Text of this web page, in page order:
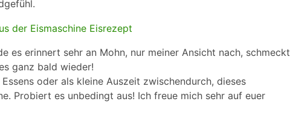
es erinnert sehr an Mohn, nur meiner Ansicht nach, schmeckt
ganz bald wieder!
oder als kleine Auszeit zwischendurch, dieses
Probiert es unbedingt aus! Ich freue mich sehr auf euer